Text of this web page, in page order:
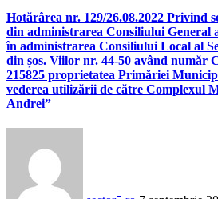
Hotărârea nr. 129/26.08.2022 Privind
din administrarea Consiliului General
în administrarea Consiliului Local al
din șos. Viilor nr. 44-50 având număr
215825 proprietatea Primăriei
vederea utilizării de către Complexul
Andrei”